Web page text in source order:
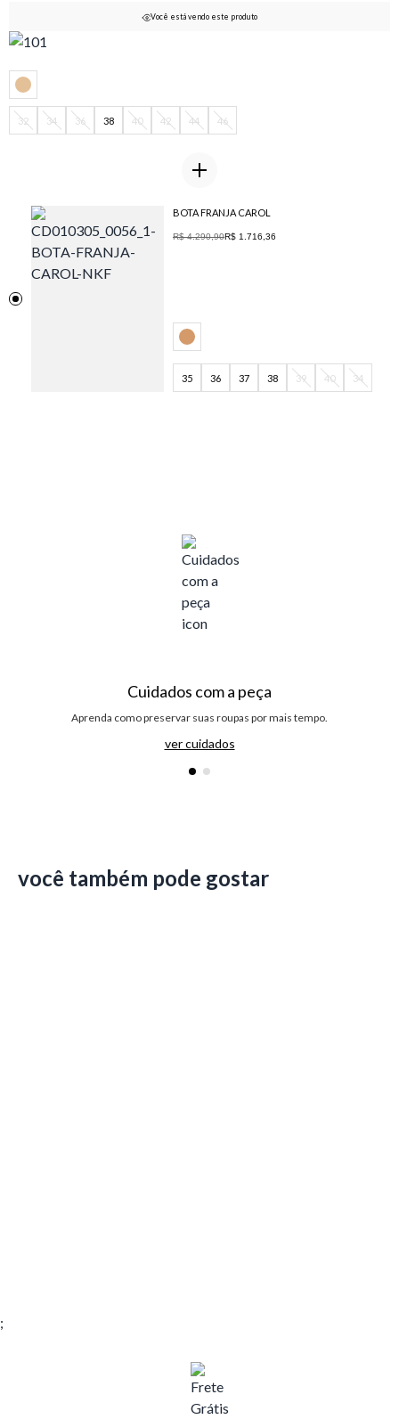
Você está vendo este produto
32 34 36 38 40 42 44 46
BOTA FRANJA CAROL
R$ 4.290,90R$ 1.716,36
35 36 37 38 39 40 34
Cuidados com a peça
Aprenda como preservar suas roupas por mais tempo.
ver cuidados
você também pode gostar
;